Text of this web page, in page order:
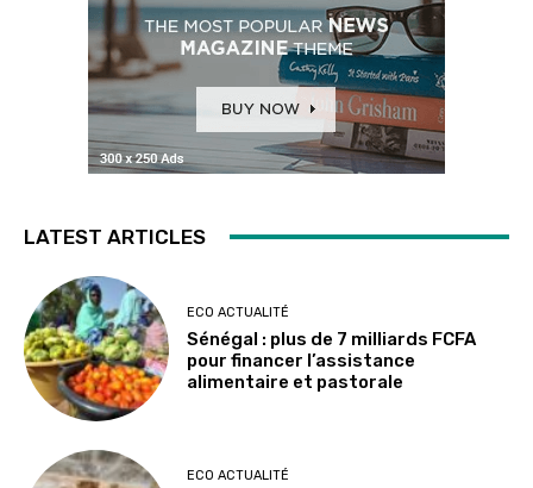
LATEST ARTICLES
ECO ACTUALITÉ
Sénégal : plus de 7 milliards FCFA
pour financer l’assistance
alimentaire et pastorale
ECO ACTUALITÉ